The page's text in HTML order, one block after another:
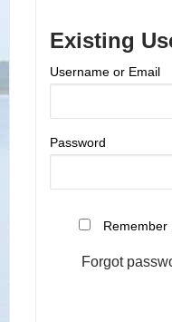
Existing
Username or Email
Password
Remember
Forgot